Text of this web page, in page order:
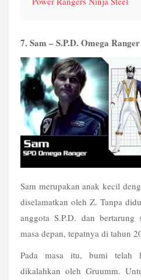
7. Sam – S.P.D. Omega Ranger
Sam merupakan anak kecil
diselamatkan oleh Z. Tanpa
anggota S.P.D. dan bertarung
masa depan, tepatnya di tahun
Pada masa itu, bumi telah
dikalahkan oleh Gruumm.